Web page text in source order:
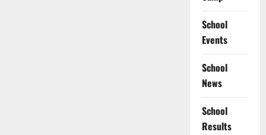
School
Events
School
News
School
Results